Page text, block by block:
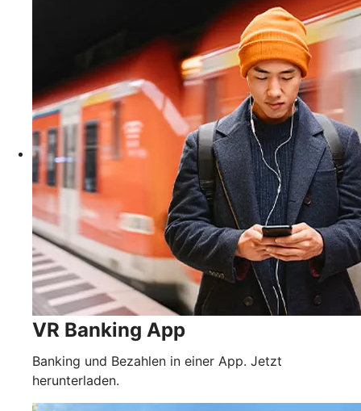
VR Banking App
Banking und Bezahlen in einer App. Jetzt
herunterladen.